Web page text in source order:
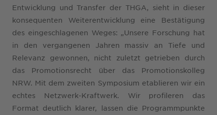
Entwicklung und Transfer der THGA, sieht in dieser
konsequenten Weiterentwicklung eine Bestätigung
des eingeschlagenen Weges: „Unsere Forschung hat
in den vergangenen Jahren massiv an Tiefe und
Relevanz gewonnen, nicht zuletzt getrieben durch
das Promotionsrecht über das Promotionskolleg
NRW. Mit dem zweiten Symposium etablieren wir ein
echtes Netzwerk-Kraftwerk. Wir profileren das
Format deutlich klarer, lassen die Programmpunkte